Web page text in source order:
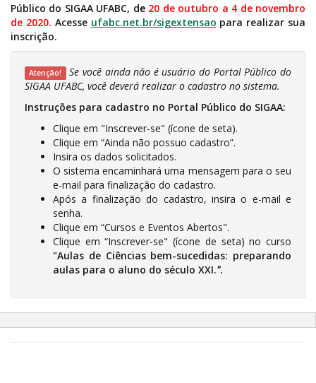
Público do SIGAA UFABC, de20 de outubro a 4 de novembro
de 2020. Acesse ufabc.net.br/sigextensao para realizar sua
inscrição.
Atenção! Se você ainda não é usuário do Portal Público do
SIGAA UFABC, você deverá realizar o cadastro no sistema.
Instruções para cadastro no Portal Público do SIGAA:
Clique em "Inscrever-se" (ícone de seta).
Clique em “Ainda não possuo cadastro”.
Insira os dados solicitados.
O sistema encaminhará uma mensagem para o seu
e-mail para finalização do cadastro.
Após a finalização do cadastro, insira o e-mail e
senha.
Clique em “Cursos e Eventos Abertos".
Clique em “Inscrever-se" (ícone de seta) no curso
"Aulas de Ciências bem-sucedidas: preparando
aulas para o aluno do século XXI.".